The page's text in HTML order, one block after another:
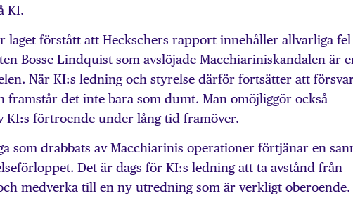
KI.
laget förstått att Heckschers rapport innehåller allvarliga fel
Bosse Lindquist som avslöjade Macchiariniskandalen är
När KI:s ledning och styrelse därför fortsätter att
framstår det inte bara som dumt. Man omöjliggör också
KI:s förtroende under lång tid framöver.
som drabbats av Macchiarinis operationer förtjänar en
Det är dags för KI:s ledning att ta avstånd från
medverka till en ny utredning som är verkligt oberoende.